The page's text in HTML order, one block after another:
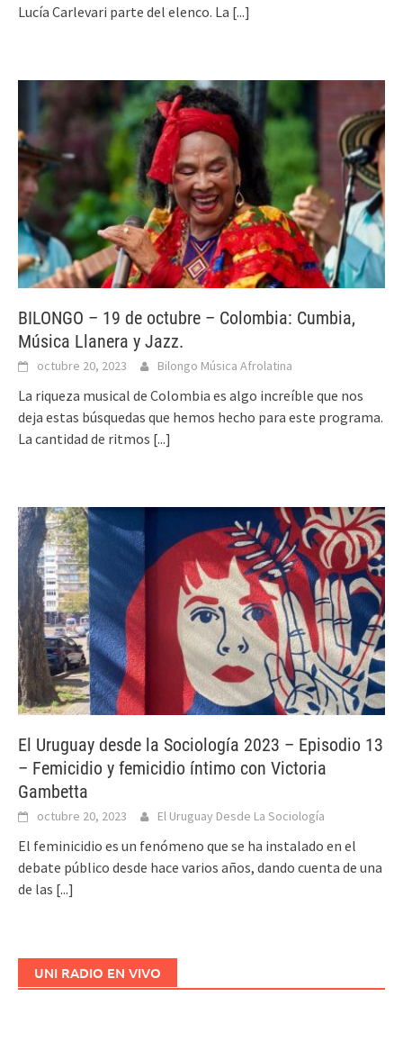
Lucía Carlevari parte del elenco. La [...]
BILONGO – 19 de octubre – Colombia: Cumbia,
Música Llanera y Jazz.
octubre 20, 2023 Bilongo Música Afrolatina
La riqueza musical de Colombia es algo increíble que nos
deja estas búsquedas que hemos hecho para este programa.
La cantidad de ritmos [...]
El Uruguay desde la Sociología 2023 – Episodio 13
– Femicidio y femicidio íntimo con Victoria
Gambetta
octubre 20, 2023 El Uruguay Desde La Sociología
El feminicidio es un fenómeno que se ha instalado en el
debate público desde hace varios años, dando cuenta de una
de las [...]
UNI RADIO EN VIVO